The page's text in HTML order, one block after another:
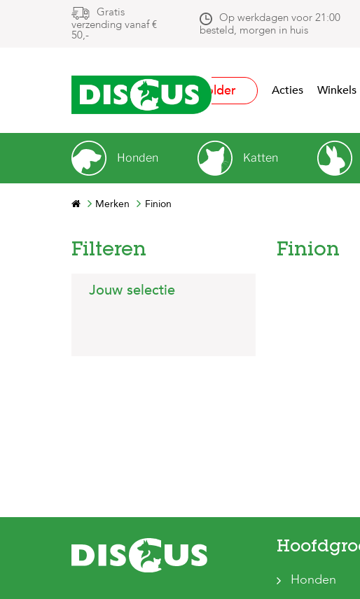
Gratis
verzending vanaf €
50,-
Op werkdagen voor 21:00
besteld, morgen in huis
Folder Acties Winkels
Honden Katten
Merken Finion
Filteren
Jouw selectie
Finion
Honden